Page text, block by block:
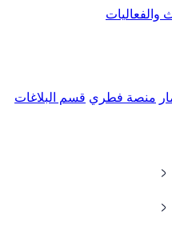
والفعاليات
منصة فطري قسم البلاغات